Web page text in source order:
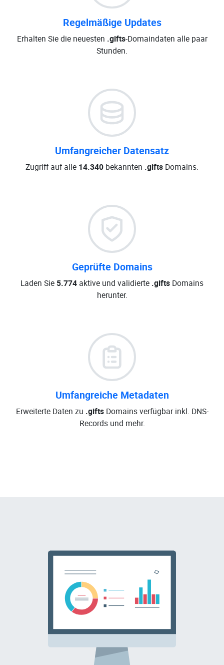
Regelmäßige Updates
Erhalten Sie die neuesten .gifts-Domaindaten alle paar
Stunden.
Umfangreicher Datensatz
Zugriff auf alle 14.340 bekannten .gifts Domains.
Geprüfte Domains
Laden Sie 5.774 aktive und validierte .gifts Domains
herunter.
Umfangreiche Metadaten
Erweiterte Daten zu .giftsDomains verfügbar inkl. DNS-
Records und mehr.